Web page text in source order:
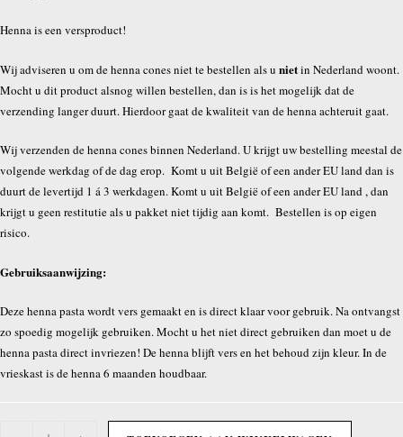
Henna is een versproduct!
Wij adviseren u om de henna cones niet te bestellen als u nietin Nederland woont.
Mocht u dit product alsnog willen bestellen, dan is is het mogelijk dat de
verzending langer duurt. Hierdoor gaat de kwaliteit van de henna achteruit gaat.
Wij verzenden de henna cones binnen Nederland. U krijgt uw bestelling meestal de
volgende werkdag of de dag erop. Komt u uit België of een ander EU land dan is
duurt de levertijd 1 á 3 werkdagen. Komt u uit België of een ander EU land , dan
krijgt u geen restitutie als u pakket niet tijdig aan komt. Bestellen is op eigen
risico.
Gebruiksaanwijzing:
Deze henna pasta wordt vers gemaakt en is direct klaar voor gebruik. Na ontvangst
zo spoedig mogelijk gebruiken. Mocht u het niet direct gebruiken dan moet u de
henna pasta direct invriezen! De henna blijft vers en het behoud zijn kleur. In de
vrieskast is de henna 6 maanden houdbaar.